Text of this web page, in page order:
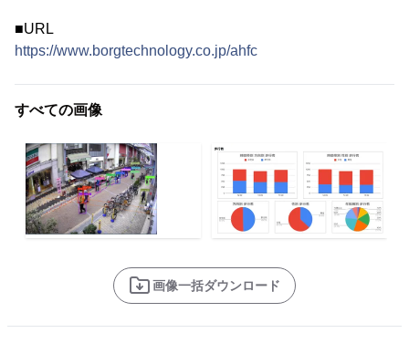
■URL
https://www.borgtechnology.co.jp/ahfc
すべての画像
画像一括ダウンロード